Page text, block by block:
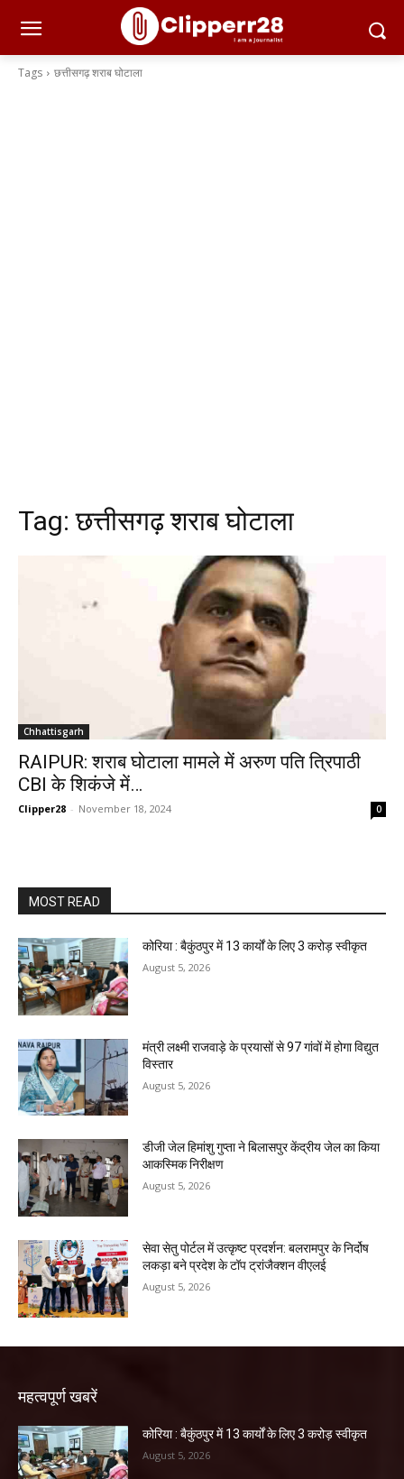
Tags छत्तीसगढ़ शराब घोटाला
Tag:छत्तीसगढ़ शराब घोटाला
Chhattisgarh
RAIPUR: शराब घोटाला मामले में अरुण पति त्रिपाठी
CBI के शिकंजे में…
Clipper28 - November 18, 2024 0
MOST READ
कोरिया : बैकुंठपुर में 13 कार्यों के लिए 3 करोड़ स्वीकृत
August 5, 2026
मंत्री लक्ष्मी राजवाड़े के प्रयासों से 97 गांवों में होगा विद्युत
विस्तार
August 5, 2026
डीजी जेल हिमांशु गुप्ता ने बिलासपुर केंद्रीय जेल का किया
आकस्मिक निरीक्षण
August 5, 2026
सेवा सेतु पोर्टल में उत्कृष्ट प्रदर्शन: बलरामपुर के निर्दोष
लकड़ा बने प्रदेश के टॉप ट्रांजैक्शन वीएलई
August 5, 2026
महत्वपूर्ण खबरें
कोरिया : बैकुंठपुर में 13 कार्यों के लिए 3 करोड़ स्वीकृत
August 5, 2026